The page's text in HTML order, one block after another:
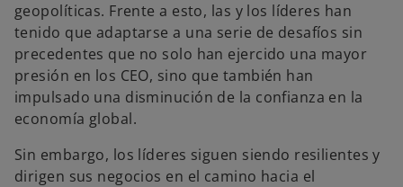
geopolíticas. Frente a esto, las y los líderes han
tenido que adaptarse a una serie de desafíos sin
precedentes que no solo han ejercido una mayor
presión en los CEO, sino que también han
impulsado una disminución de la confianza en la
economía global.
Sin embargo, los líderes siguen siendo resilientes y
dirigen sus negocios en el camino hacia el